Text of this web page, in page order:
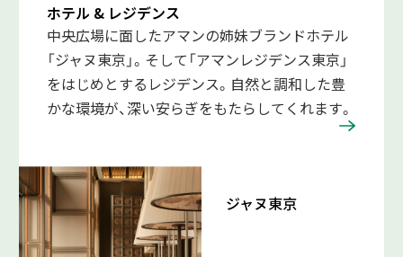
ホテル & レジデンス
中央広場に面したアマンの姉妹ブランドホテル
「ジャヌ東京」。そして「アマンレジデンス東京」
をはじめとするレジデンス。自然と調和した豊
かな環境が、深い安らぎをもたらしてくれます。
ジャヌ東京